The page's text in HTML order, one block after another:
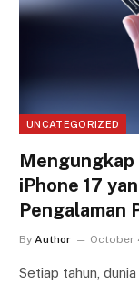
UNCATEGORIZED
iPhone 17
Pengalaman
By Author October
Setiap tahun,